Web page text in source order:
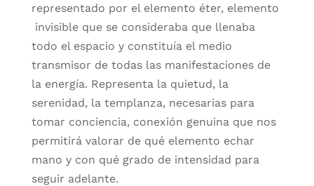
representado por el elemento éter, elemento
invisible que se consideraba que llenaba
todo el espacio y constituía el medio
transmisor de todas las manifestaciones de
la energía. Representa la quietud, la
serenidad, la templanza, necesarias para
tomar conciencia, conexión genuina que nos
permitirá valorar de qué elemento echar
mano y con qué grado de intensidad para
seguir adelante.